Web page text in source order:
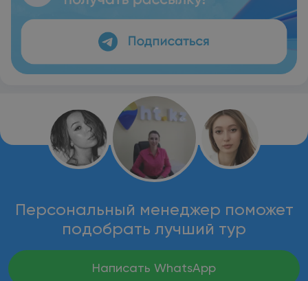
Персональный менеджер поможет
подобрать лучший тур
Написать WhatsApp